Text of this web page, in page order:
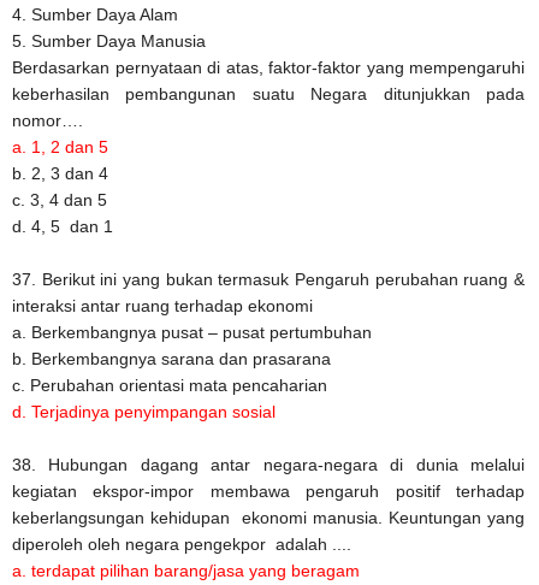
4. Sumber Daya Alam
5. Sumber Daya Manusia
Berdasarkan pernyataan di atas, faktor-faktor yang mempengaruhi
keberhasilan pembangunan suatu Negara ditunjukkan pada
nomor….
a. 1, 2 dan 5
b. 2, 3 dan 4
c. 3, 4 dan 5
d. 4, 5 dan 1
37. Berikut ini yang bukan termasuk Pengaruh perubahan ruang &
interaksi antar ruang terhadap ekonomi
a. Berkembangnya pusat – pusat pertumbuhan
b. Berkembangnya sarana dan prasarana
c. Perubahan orientasi mata pencaharian
d. Terjadinya penyimpangan sosial
38. Hubungan dagang antar negara-negara di dunia melalui
kegiatan ekspor-impor membawa pengaruh positif terhadap
keberlangsungan kehidupan ekonomi manusia. Keuntungan yang
diperoleh oleh negara pengekpor adalah ....
a. terdapat pilihan barang/jasa yang beragam